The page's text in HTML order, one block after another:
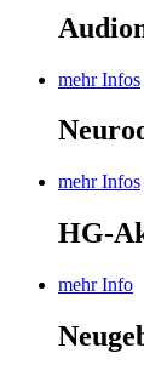
mehr Infos
mehr Infos
HG-
mehr Info